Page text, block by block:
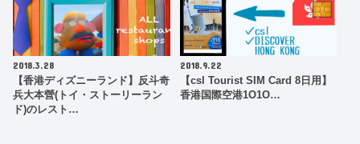
2018.3.28
【香港ディズニーランド】反斗奇
兵大本營(トイ・ストーリーラン
ド)のレスト…
2018.9.22
【csl Tourist SIM Card 8日用】
香港国際空港1O1O…